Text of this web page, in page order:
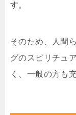
す。
そのため、人間
グのスピリチュ
く、一般の方も